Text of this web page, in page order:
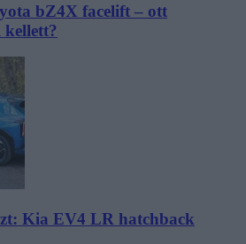
bZ4X facelift – ott
kellett?
Kia EV4 LR hatchback